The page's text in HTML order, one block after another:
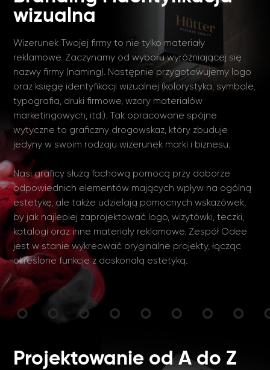
wizualna
Wizerunek Twojej firmy to nie tylko materiały
reklamowe. Zaczynamy od wyboru wyróżniającej się
nazwy firmy (naming). Następnie przygotowujemy logo
oraz księgę identyfikacji wizualnej (kolorystyka, symbole,
typografia, druki firmowe, wzory materiałów
marketingowych, itd.). Tak opracowane spójne
wytyczne to graficzny drogowskaz, który zbuduje
jedyny w swoim rodzaju wizerunek marki i biznesu.
Nasi graficy służą fachową pomocą przy doborze
odpowiednich elementów mających wpływ na ogólną
estetykę, ale także udzielają pomocnych wskazówek,
by jak najlepiej zaprojektować logo, wizytówki, teczki,
katalogi oraz inne materiały reklamowe. Zespół Odee
jest w stanie wykreować oryginalne projekty, łącząc
określone funkcje z doskonałą estetyką.
Projektowanie od A do Z